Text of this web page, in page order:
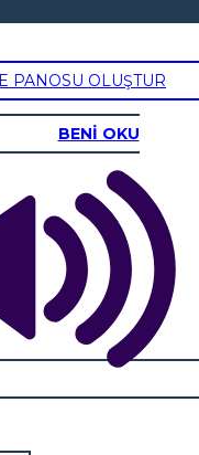
PANOSU OLUŞTUR
BENİ OKU